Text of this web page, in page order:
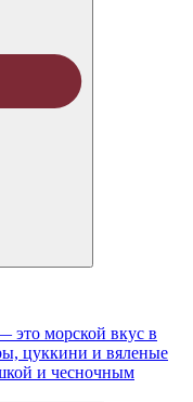
это морской вкус в
цуккини и вяленые
и чесночным